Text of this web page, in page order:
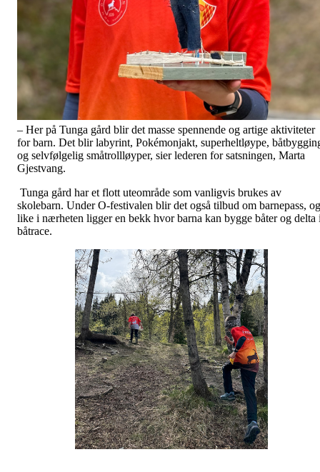
– Her på Tunga gård blir det masse spennende og artige aktiviteter
for barn. Det blir labyrint, Pokémonjakt, superheltløype,
og selvfølgelig småtrollløyper, sier lederen for satsningen, Marta
Gjestvang.
Tunga gård har et flott uteområde som vanligvis brukes av
skolebarn. Under O-festivalen blir det også tilbud om barnepass, og
like i nærheten ligger en bekk hvor barna kan bygge båter og delta
båtrace.